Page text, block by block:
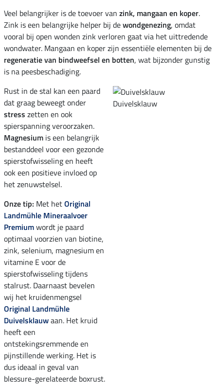
Veel belangrijker is de toevoer van zink, mangaan en koper.
Zink is een belangrijke helper bij dewondgenezing, omdat
vooral bij open wonden zink verloren gaat via het uittredende
wondwater. Mangaan en koper zijn essentiële elementen bij de
regeneratie van bindweefsel en botten, wat bijzonder gunstig
is na peesbeschadiging.
Rust in de stal kan een paard
dat graag beweegt onder
stress zetten en ook
spierspanning veroorzaken.
Magnesium is een belangrijk
bestanddeel voor een gezonde
spierstofwisseling en heeft
ook een positieve invloed op
het zenuwstelsel.
Onze tip: Met hetOriginal
Landmühle Mineraalvoer
Premiumwordt je paard
optimaal voorzien van biotine,
zink, selenium, magnesium en
vitamine E voor de
spierstofwisseling tijdens
stalrust. Daarnaast bevelen
wij het kruidenmengsel
Original Landmühle
Duivelsklauwaan. Het kruid
heeft een
ontstekingsremmende en
pijnstillende werking. Het is
dus ideaal in geval van
blessure-gerelateerde boxrust.
Duivelsklauw